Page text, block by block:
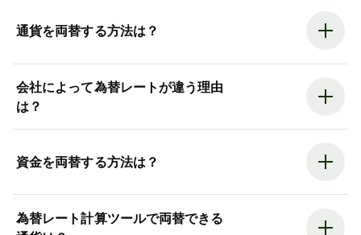
通貨を両替する方法は？
会社によって為替レートが違う理由
は？
資金を両替する方法は？
為替レート計算ツールで両替できる